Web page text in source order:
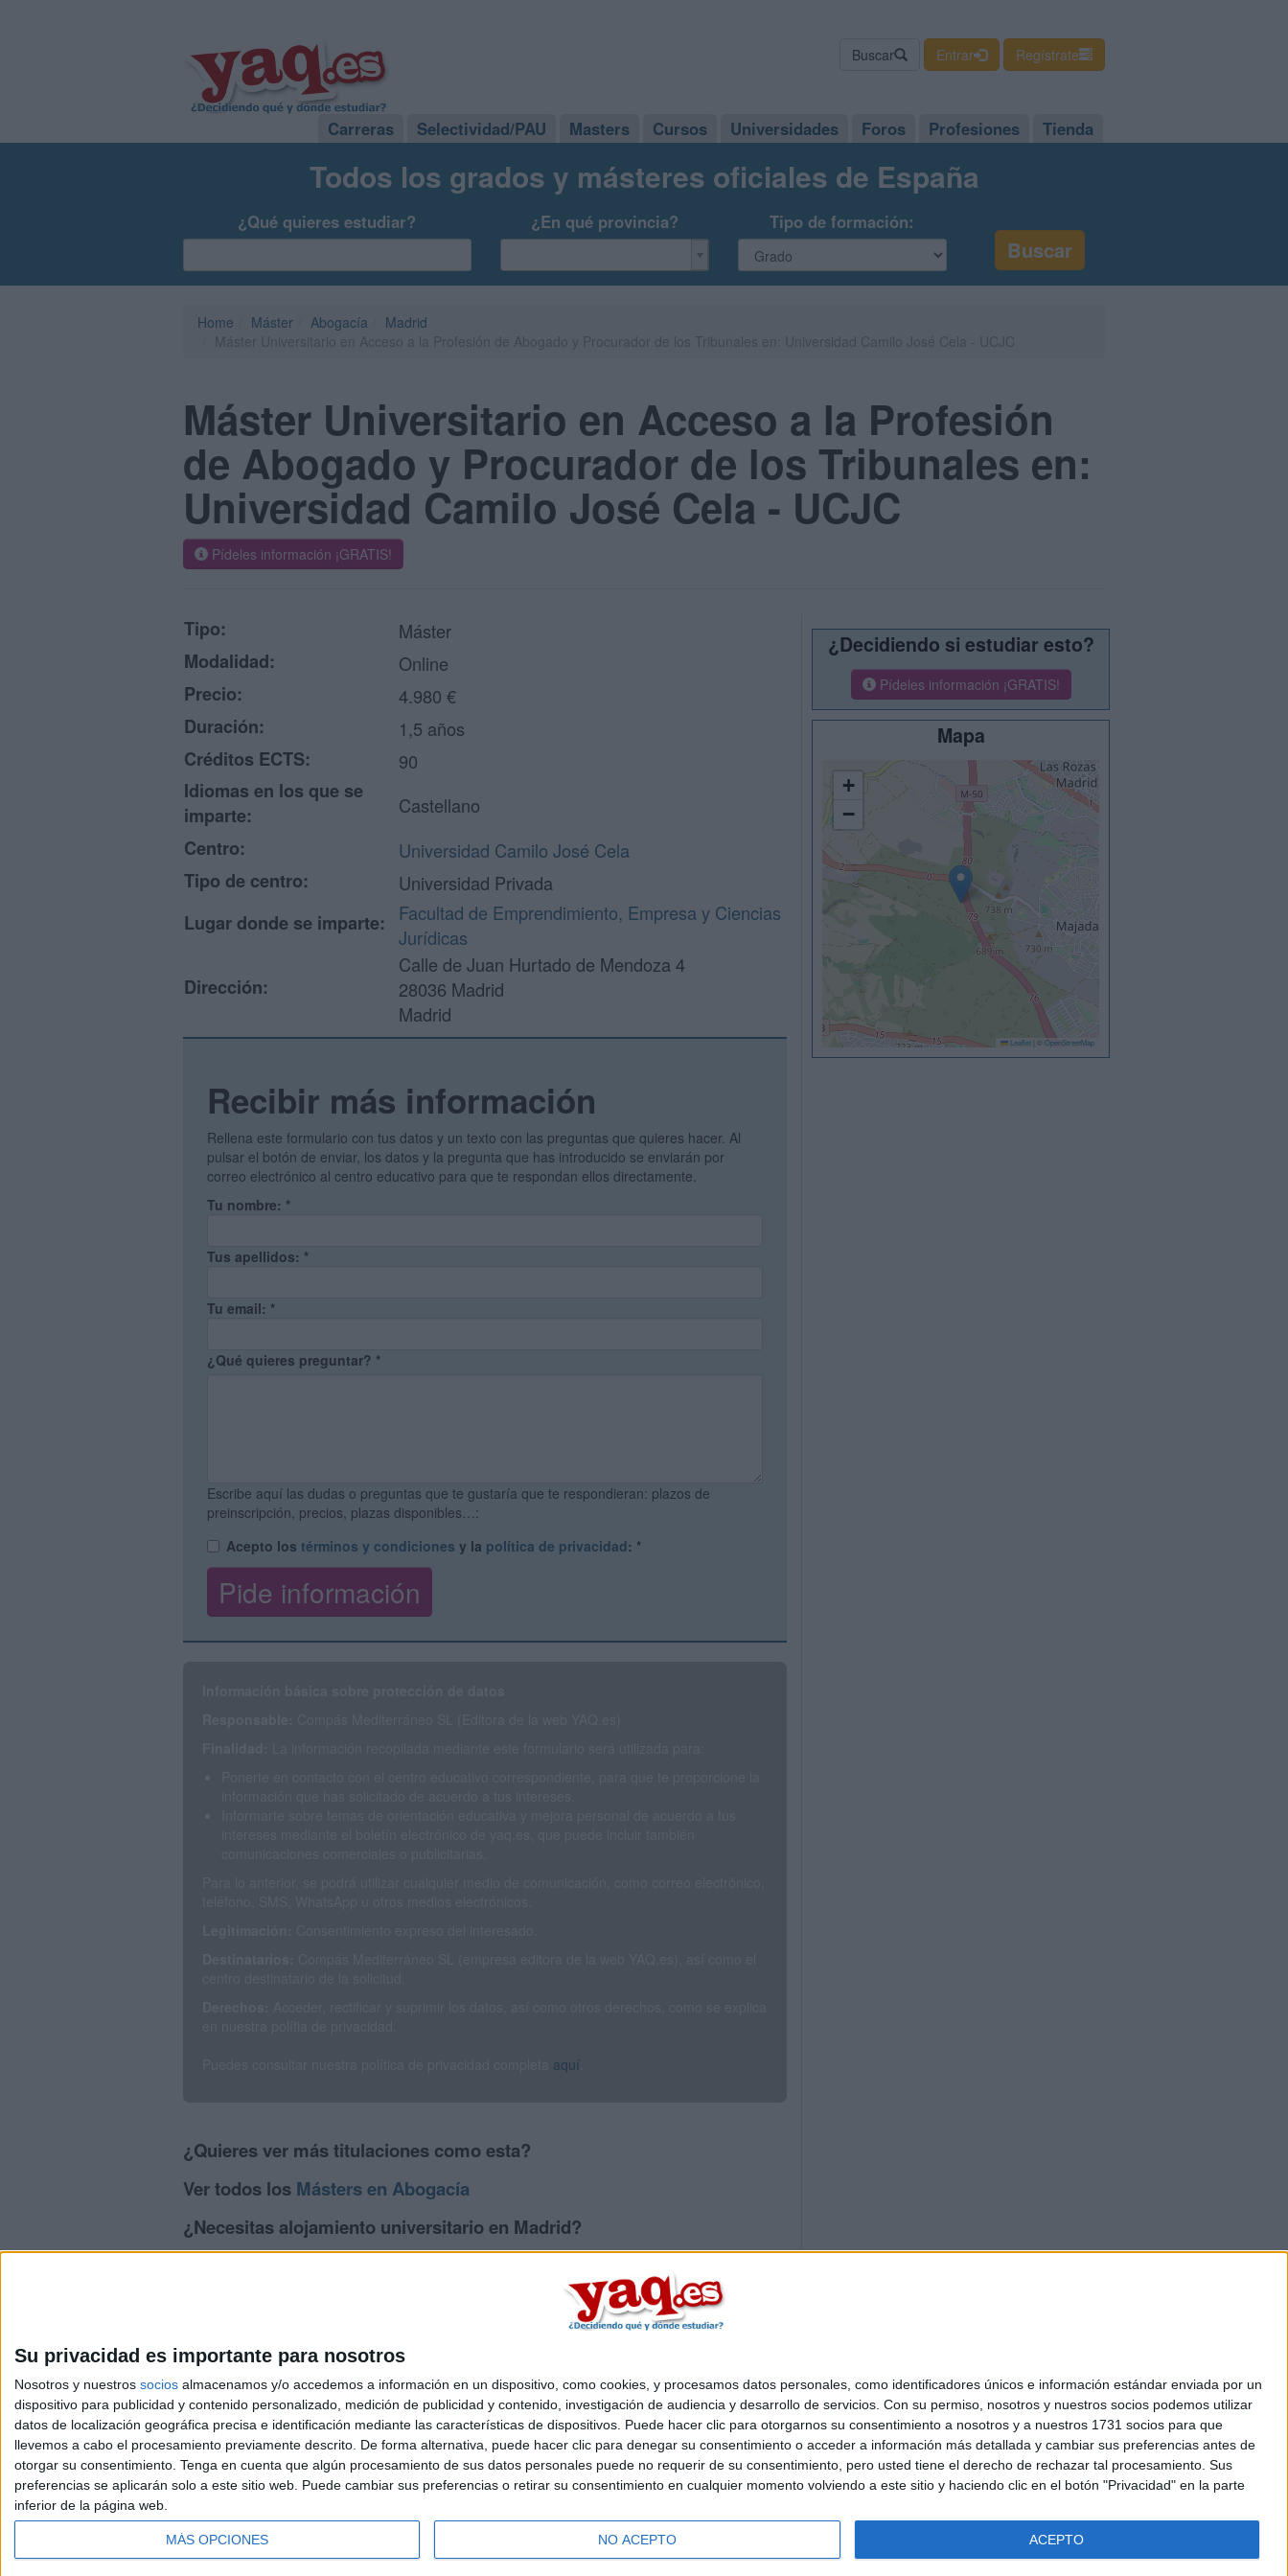
Su privacidad es importante para nosotros
Nosotros y nuestros socios almacenamos y/o accedemos a información en un dispositivo, como cookies, y procesamos datos personales, como identificadores únicos e información estándar enviada por un
dispositivo para publicidad y contenido personalizado, medición de publicidad y contenido, investigación de audiencia y desarrollo de servicios. Con su permiso, nosotros y nuestros socios podemos utilizar
datos de localización geográfica precisa e identificación mediante las características de dispositivos. Puede hacer clic para otorgarnos su consentimiento a nosotros y a nuestros 1731 socios para que
llevemos a cabo el procesamiento previamente descrito. De forma alternativa, puede hacer clic para denegar su consentimiento o acceder a información más detallada y cambiar sus preferencias antes de
otorgar su consentimiento. Tenga en cuenta que algún procesamiento de sus datos personales puede no requerir de su consentimiento, pero usted tiene el derecho de rechazar tal procesamiento. Sus
preferencias se aplicarán solo a este sitio web. Puede cambiar sus preferencias o retirar su consentimiento en cualquier momento volviendo a este sitio y haciendo clic en el botón "Privacidad" en la parte
inferior de la página web.
MÁS OPCIONES NO ACEPTO ACEPTO
Buscar Entrar Regístrate
Carreras Selectividad/PAU Masters Cursos Universidades Foros Profesiones Tienda
Todos los grados y másteres oficiales de España
¿Qué quieres estudiar? ¿En qué provincia? Tipo de formación:
Home Máster Abogacía
Madrid
Máster Universitario en Acceso a la Profesión
de Abogado y Procurador de los Tribunales en:
Universidad Camilo José Cela - UCJC
Pídeles información ¡GRATIS!
Tipo:
Máster
Modalidad:
Online
Precio:
4.980 €
Duración:
1,5 años
Créditos ECTS:
90
Idiomas en los que se
imparte:
Castellano
Centro:
Universidad Camilo José Cela
Tipo de centro:
Universidad Privada
Lugar donde se imparte:
Facultad de Emprendimiento, Empresa y Ciencias
Jurídicas
Dirección:
Calle de Juan Hurtado de Mendoza 4
28036 Madrid
Madrid
Recibir más información
Rellena este formulario con tus datos y un texto con las preguntas que quieres hacer. Al
pulsar el botón de enviar, los datos y la pregunta que has introducido se enviarán por
correo electrónico al centro educativo para que te respondan ellos directamente.
Tu nombre: *
Tus apellidos: *
Tu email: *
¿Qué quieres preguntar? *
Escribe aquí las dudas o preguntas que te gustaría que te respondieran: plazos de
preinscripción, precios, plazas disponibles…:
Acepto los términos y condiciones y la política de privacidad: *
aquí
¿Quieres ver más titulaciones como esta?
Ver todos los Másters en Abogacía
¿Necesitas alojamiento universitario en Madrid?
>> Residencias de estudiantes y colegios mayores en Madrid
¿Decidiendo si estudiar esto?
Pídeles información ¡GRATIS!
Mapa
+
−
Leaflet OpenStreetMap
Quiénes somos|Contactar|Anúnciate
Aviso legal|Politica de privacidad|Condiciones generales|Política de cookies
© 2003-2026Compás Mediterráneo S.L.- Diego de León 47 - 28006 Madrid [ESPAÑA] - Tel. +34 91 593 2767